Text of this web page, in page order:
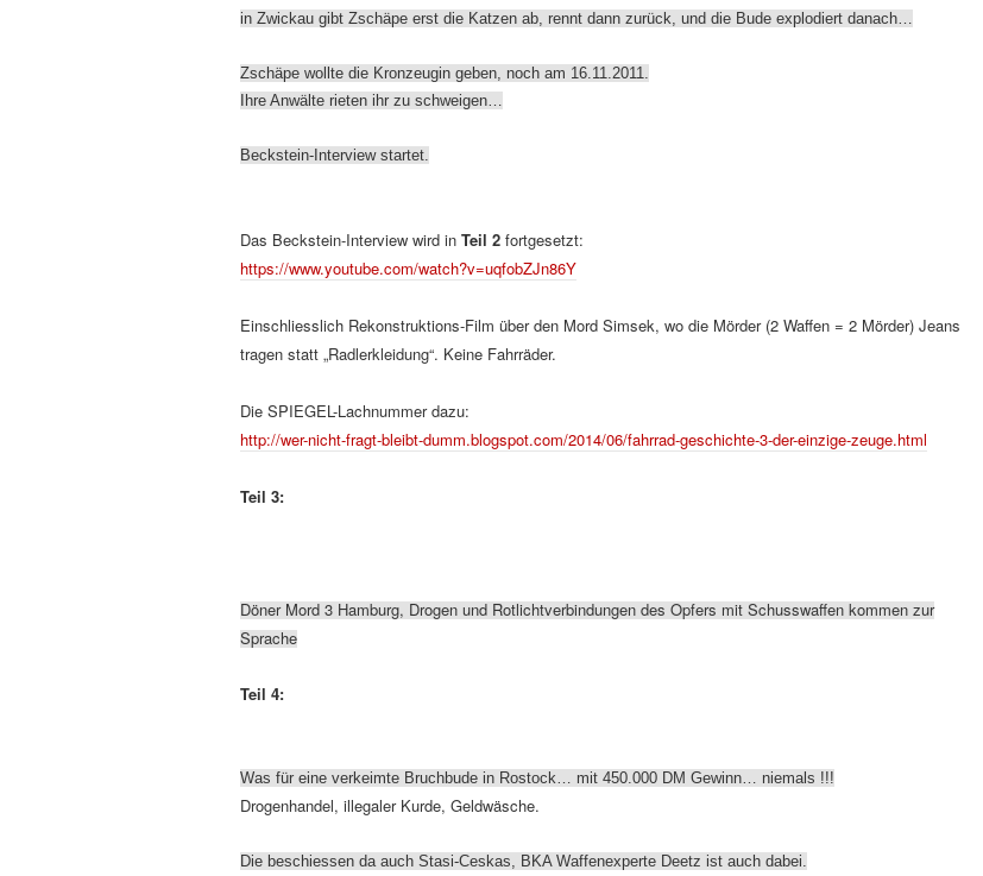
in Zwickau gibt Zschäpe erst die Katzen ab, rennt dann zurück, und die Bude explodiert danach…
Zschäpe wollte die Kronzeugin geben, noch am 16.11.2011.
Ihre Anwälte rieten ihr zu schweigen…
Beckstein-Interview startet.
Das Beckstein-Interview wird in Teil 2 fortgesetzt:
https://www.youtube.com/watch?v=uqfobZJn86Y
Einschliesslich Rekonstruktions-Film über den Mord Simsek, wo die Mörder (2 Waffen = 2 Mörder) Jeans
tragen statt „Radlerkleidung“. Keine Fahrräder.
Die SPIEGEL-Lachnummer dazu:
http://wer-nicht-fragt-bleibt-dumm.blogspot.com/2014/06/fahrrad-geschichte-3-der-einzige-zeuge.html
Teil 3:
Döner Mord 3 Hamburg, Drogen und Rotlichtverbindungen des Opfers mit Schusswaffen kommen zur
Sprache
Teil 4:
Was für eine verkeimte Bruchbude in Rostock… mit 450.000 DM Gewinn… niemals !!!
Drogenhandel, illegaler Kurde, Geldwäsche.
Die beschiessen da auch Stasi-Ceskas, BKA Waffenexperte Deetz ist auch dabei.